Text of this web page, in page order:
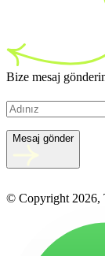
Bize mesaj
Mesaj gönder
© Copyright 2026,